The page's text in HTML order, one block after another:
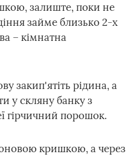
залиште, поки не
займе близько 2-х
– кімнатна
закип'ятіть рідина, а
у скляну банку з
гірчичний порошок.
кришкою, а через